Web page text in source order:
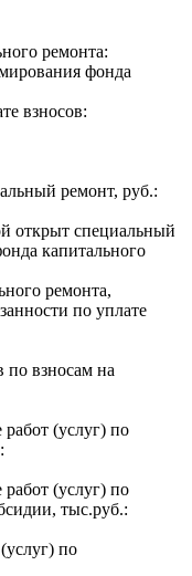
ремонта:
фонда
взносов:
ремонт, руб.:
открыт специальный
капитального
ремонта,
по уплате
по взносам на
(услуг) по
(услуг) по
тыс.руб.:
по